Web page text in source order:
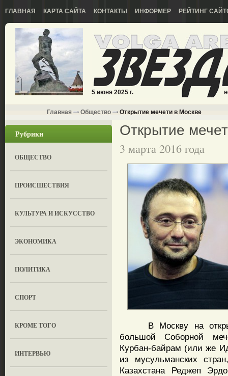
ГЛАВНАЯ КАРТА САЙТА КОНТАКТЫ ИНФОРМЕР РЕЙТИНГ
5 июня 2025 г.
Главная Общество Открытие мечети в Москве
Рубрики
ОБЩЕСТВО
ПРОИСШЕСТВИЯ
КУЛЬТУРА И ИСКУССТВО
ЭКОНОМИКА
ПОЛИТИКА
СПОРТ
КРОМЕ ТОГО
ИНТЕРВЬЮ
Открытие
3 марта 2016 года
В Москву на
большой Соборной
Курбан-байрам (или же
из мусульманских
Казахстана Реджеп